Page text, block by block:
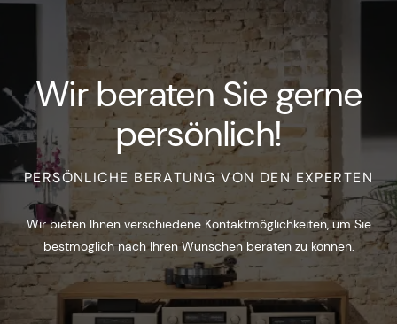
Wir beraten Sie gerne
persönlich!
PERSÖNLICHE BERATUNG VON DEN EXPERTEN
Wir bieten Ihnen verschiedene Kontaktmöglichkeiten, um Sie
bestmöglich nach Ihren Wünschen beraten zu können.